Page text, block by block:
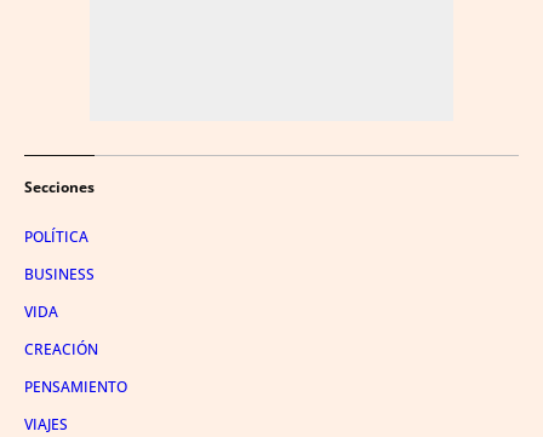
Secciones
POLÍTICA
BUSINESS
VIDA
CREACIÓN
PENSAMIENTO
VIAJES